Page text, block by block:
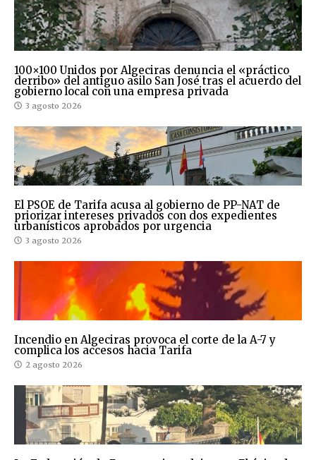
100×100 Unidos por Algeciras denuncia el «práctico
derribo» del antiguo asilo San José tras el acuerdo del
gobierno local con una empresa privada
3 agosto 2026
El PSOE de Tarifa acusa al gobierno de PP-NAT de
priorizar intereses privados con dos expedientes
urbanísticos aprobados por urgencia
3 agosto 2026
Incendio en Algeciras provoca el corte de la A-7 y
complica los accesos hacia Tarifa
2 agosto 2026